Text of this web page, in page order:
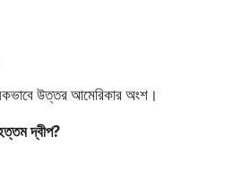
উত্তর আমেরিকার অংশ।
দ্বীপ?